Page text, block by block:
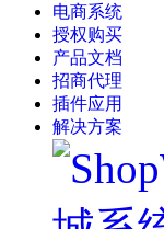
电商系统
授权购买
产品文档
招商代理
插件应用
解决方案